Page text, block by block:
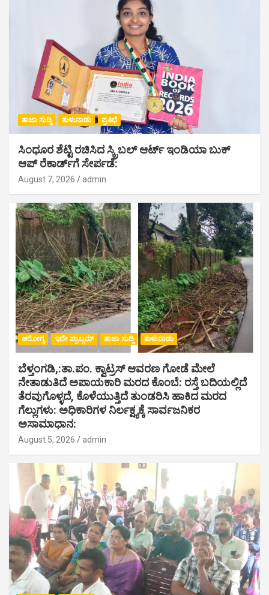
ತಾಜಾ ಸುದ್ದಿ ತುಳುನಾಡು ಪ್ರತಿಭೆ
ಸಿಂಧೂರ ಶೆಟ್ಟಿ ರಚಿಸಿದ ಸ್ಕ್ರಿಬಲ್ ಆರ್ಟ್ ಇಂಡಿಯಾ ಬುಕ್
ಆಪ್ ರೆಕಾರ್ಡ್‌ಗೆ ಸೇರ್ಪಡೆ:
August 7, 2026 admin
ಆರೋಗ್ಯ ಇದೇ ಪ್ರಾಬ್ಲಮ್ ತಾಜಾ ಸುದ್ದಿ ತುಳುನಾಡು
ಬೆಳ್ತಂಗಡಿ,:ತಾ.ಪಂ‌. ಕ್ವಾಟ್ರಸ್ ಆವರಣ ಗೋಡೆ ಮೇಲೆ
ನೇತಾಡುತಿದೆ ಅಪಾಯಕಾರಿ ಮರದ ಕೊಂಬೆ: ರಸ್ತೆ ಬದಿಯಲ್ಲಿದೆ
ತೆರವುಗೊಳ್ಳದೆ, ಕೊಳೆಯುತ್ತಿದೆ ತುಂಡರಿಸಿ ಹಾಕಿದ ಮರದ
ಗೆಲ್ಲುಗಳು: ಅಧಿಕಾರಿಗಳ ನಿರ್ಲಕ್ಷ್ಯಕ್ಕೆ ಸಾರ್ವಜನಿಕರ
ಅಸಾಮಾಧಾನ:
August 5, 2026 admin